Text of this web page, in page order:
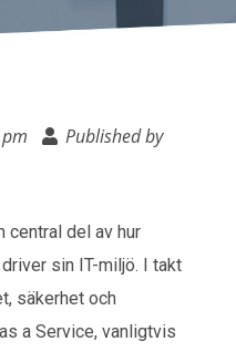
Published by
central del av hur
sin IT-miljö. I takt
säkerhet och
a Service, vanligtvis